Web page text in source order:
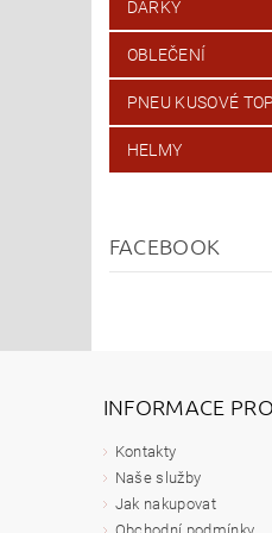
DÁRKY
OBLEČENÍ
PNEU KUSOVÉ
HELMY
FACEBOOK
INFORMACE
Kontakty
Naše služby
Jak nakupovat